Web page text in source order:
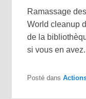
Ramassage
World cleanup
de la
si vous en
Posté dans